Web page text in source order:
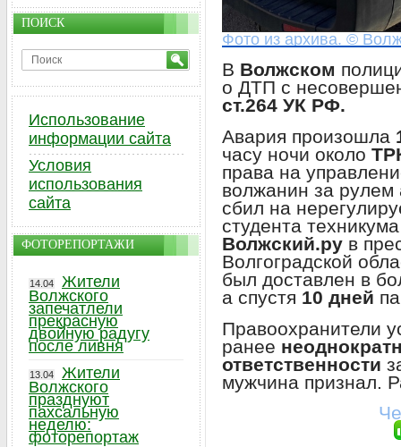
Фото из архива. ©
В Волжском
о ДТП с
ст.264 УК РФ.
Авария произошла
часу ночи около
права на
волжанин за
сбил на
студента
Волжский.ру в
Волгоградской
был доставлен в
а спустя 10 дней
Правоохранители
ранее
ответственности
мужчина признал.
ПОИСК
Использование
информации сайта
Условия
использования
сайта
ФОТОРЕПОРТАЖИ
14.04
Жители
Волжского
запечатлели
прекрасную
двойную радугу
после ливня
13.04
Жители
Волжского
празднуют
пахсальную
неделю:
фоторепортаж